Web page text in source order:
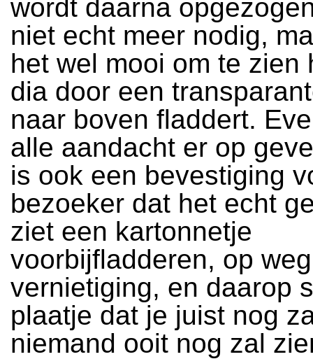
wordt daarna
niet echt meer nodig,
het wel mooi om te zien
dia door een
naar boven fladdert.
alle aandacht er op
is ook een bevestiging
bezoeker dat het echt
ziet een kartonnetje
voorbijfladderen, op
vernietiging, en daarop
plaatje dat je juist nog
niemand ooit nog zal